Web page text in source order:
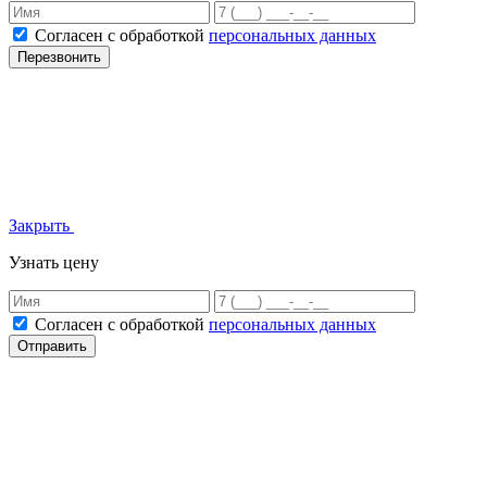
Согласен с обработкой персональных данных
Перезвонить
Закрыть
Узнать цену
Согласен с обработкой персональных данных
Отправить